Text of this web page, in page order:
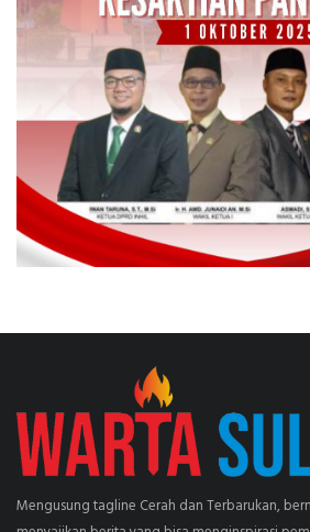
Mengusung tagline Cerah dan Terbarukan,